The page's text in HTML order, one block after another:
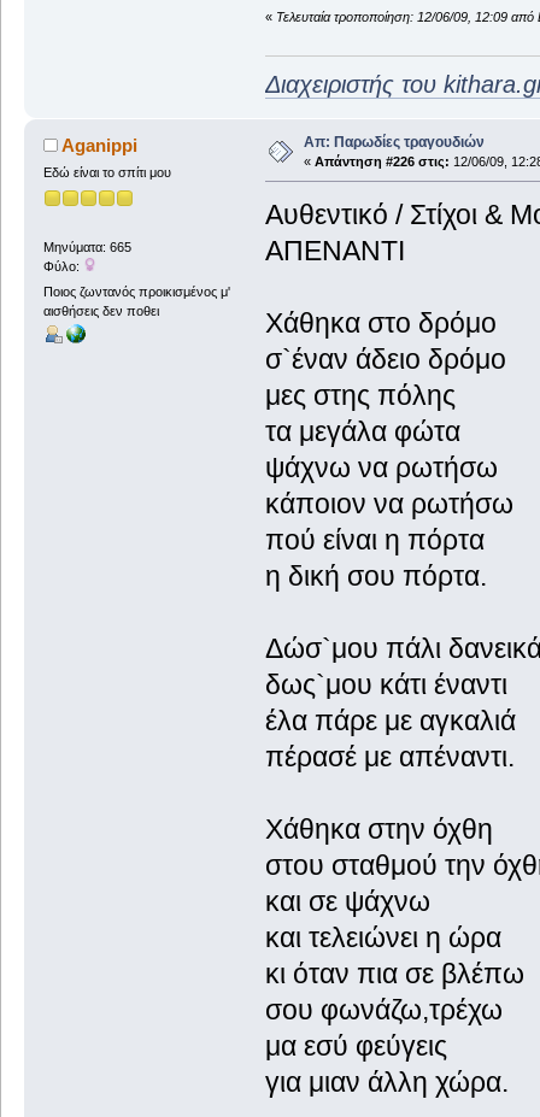
« Τελευταία τροποποίηση: 12/06/09, 12:09 από
Διαχειριστής του
Aganippi
Εδώ είναι το σπίτι μου
Μηνύματα: 665
Φύλο:
Ποιος ζωντανός προικισμένος μ'
αισθήσεις δεν ποθει
Απ: Παρωδίες τραγουδιών
« Απάντηση #226 στις: 12/06/09,
Αυθεντικό / Στίχοι &
ΑΠΕΝΑΝΤΙ
Χάθηκα στο δρόμο
σ`έναν άδειο δρόμο
μες στης πόλης
τα μεγάλα φώτα
ψάχνω να ρωτήσω
κάποιον να ρωτήσω
πού είναι η πόρτα
η δική σου πόρτα.
Δώσ`μου πάλι
δως`μου κάτι έναντι
έλα πάρε με αγκαλιά
πέρασέ με απέναντι.
Χάθηκα στην όχθη
στου σταθμού την
και σε ψάχνω
και τελειώνει η ώρα
κι όταν πια σε βλέπω
σου φωνάζω,τρέχω
μα εσύ φεύγεις
για μιαν άλλη χώρα.